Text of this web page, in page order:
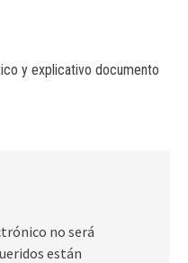
y explicativo documento
no será
están